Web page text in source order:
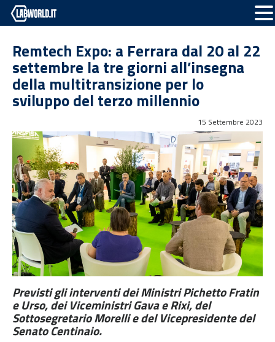
Remtech Expo: a Ferrara dal 20 al 22
settembre la tre giorni all’insegna
della multitransizione per lo
sviluppo del terzo millennio
15 Settembre 2023
Previsti gli interventi dei Ministri Pichetto Fratin
e Urso, dei Viceministri Gava e Rixi, del
Sottosegretario Morelli e del Vicepresidente del
Senato Centinaio.